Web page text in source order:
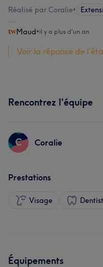
Réalisé par Coralie•
Maud•il y a plus d’un an
Voir la réponse de
Rencontrez l'équipe
C Coralie
Prestations
Visage
Équipements